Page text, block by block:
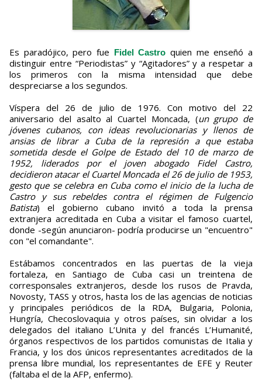
Es paradójico, pero fue Fidel Castro quien me enseñó a
distinguir entre “Periodistas” y “Agitadores” y a respetar a
los primeros con la misma intensidad que debe
despreciarse a los segundos.
Víspera del 26 de julio de 1976. Con motivo del 22
aniversario del asalto al Cuartel Moncada, (un grupo de
jóvenes cubanos, con ideas revolucionarias y llenos de
ansias de librar a Cuba de la represión a que estaba
sometida desde el Golpe de Estado del 10 de marzo de
1952, liderados por el joven abogado Fidel Castro,
decidieron atacar el Cuartel Moncada el 26 de julio de 1953,
gesto que se celebra en Cuba como el inicio de la lucha de
Castro y sus rebeldes contra el régimen de Fulgencio
Batista) el gobierno cubano invitó a toda la prensa
extranjera acreditada en Cuba a visitar el famoso cuartel,
donde -según anunciaron- podría producirse un "encuentro"
con "el comandante".
Estábamos concentrados en las puertas de la vieja
fortaleza, en Santiago de Cuba casi un treintena de
corresponsales extranjeros, desde los rusos de Pravda,
Novosty, TASS y otros, hasta los de las agencias de noticias
y principales periódicos de la RDA, Bulgaria, Polonia,
Hungría, Checoslovaquia y otros países, sin olvidar a los
delegados del italiano L’Unita y del francés L’Humanité,
órganos respectivos de los partidos comunistas de Italia y
Francia, y los dos únicos representantes acreditados de la
prensa libre mundial, los representantes de EFE y Reuter
(faltaba el de la AFP, enfermo).